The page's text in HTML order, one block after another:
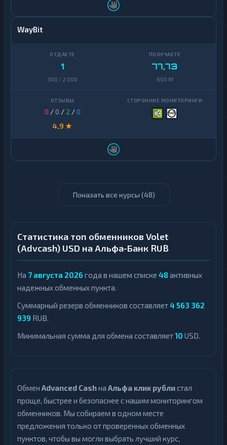
WayBit
1
300 / 2 000
77,73
600 M
0 / 0 / 2 /0
4,9 ★
Показать все курсы (48)
Статистика топ обменников Volet
(Advcash) USD на Альфа-Банк RUB
На 7 августа 2026 года в нашем списке 48 активных
надежных обменных пункта.
Суммарный резерв обменников составляет4 563 362
939 RUB.
Минимальная сумма для обмена составляет10 USD.
Обмен Advanced Cashна Альфа клик рублистал
проще, быстрее и безопаснее с нашим мониторингом
обменников. Мы собираем в одном месте
предложения только от проверенных обменных
пунктов, чтобы вы могли выбрать лучший курс,